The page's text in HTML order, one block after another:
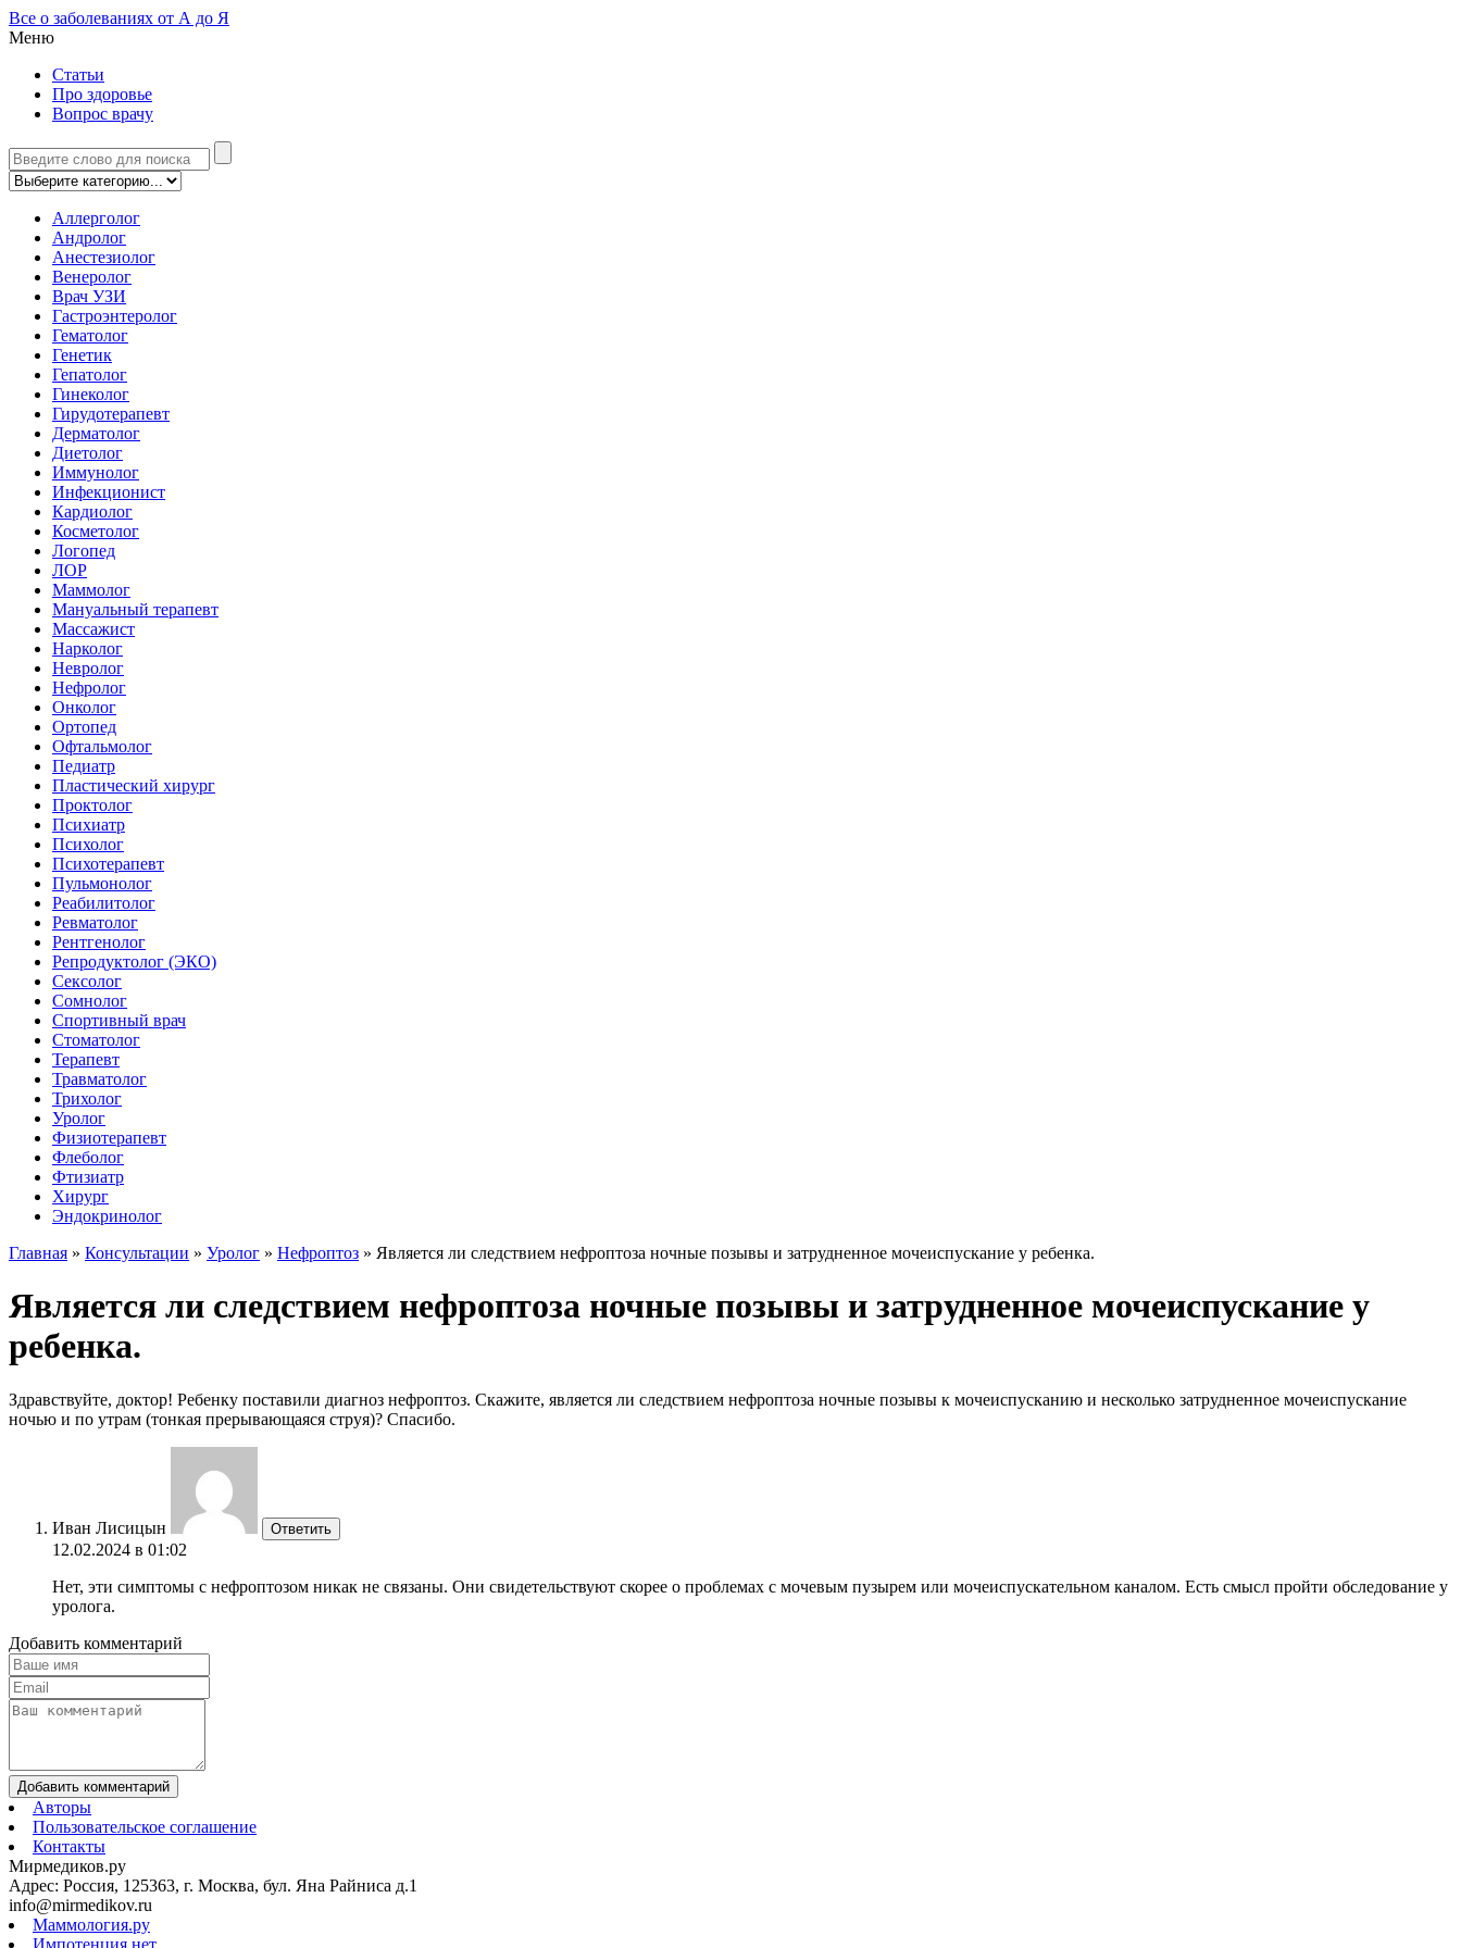
Все о заболеваниях от А до Я
Меню
Статьи
Про здоровье
Вопрос врачу
Аллерголог
Андролог
Анестезиолог
Венеролог
Врач УЗИ
Гастроэнтеролог
Гематолог
Генетик
Гепатолог
Гинеколог
Гирудотерапевт
Дерматолог
Диетолог
Иммунолог
Инфекционист
Кардиолог
Косметолог
Логопед
ЛОР
Маммолог
Мануальный терапевт
Массажист
Нарколог
Невролог
Нефролог
Онколог
Ортопед
Офтальмолог
Педиатр
Пластический хирург
Проктолог
Психиатр
Психолог
Психотерапевт
Пульмонолог
Реабилитолог
Ревматолог
Рентгенолог
Репродуктолог (ЭКО)
Сексолог
Сомнолог
Спортивный врач
Стоматолог
Терапевт
Травматолог
Трихолог
Уролог
Физиотерапевт
Флеболог
Фтизиатр
Хирург
Эндокринолог
Главная » Консультации » Уролог » Нефроптоз » Является ли следствием нефроптоза ночные позывы и затрудненное мочеиспускание у ребенка.
Является ли следствием нефроптоза ночные позывы и затрудненное мочеиспускание у
ребенка.
Здравствуйте, доктор! Ребенку поставили диагноз нефроптоз. Скажите, является ли следствием нефроптоза ночные позывы к мочеиспусканию и несколько затрудненное мочеиспускание
ночью и по утрам (тонкая прерывающаяся струя)? Спасибо.
Иван Лисицын Ответить
12.02.2024 в 01:02
Нет, эти симптомы с нефроптозом никак не связаны. Они свидетельствуют скорее о проблемах с мочевым пузырем или мочеиспускательном каналом. Есть смысл пройти обследование у
уролога.
Добавить комментарий
Добавить комментарий
Авторы
Пользовательское соглашение
Контакты
Мирмедиков.ру
Адрес: Россия, 125363, г. Москва, бул. Яна Райниса д.1
info@mirmedikov.ru
Маммология.ру
Импотенция.нет